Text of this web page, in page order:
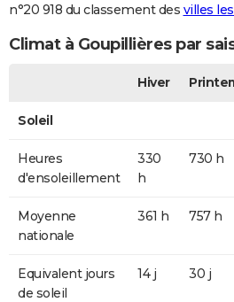
n°20 918 du classement des villes
Climat à Goupillières par
Hiver
Soleil
Heures
d'ensoleillement
330
h
730 h
Moyenne
nationale
361 h 757 h
Equivalent jours
de soleil
14 j 30 j